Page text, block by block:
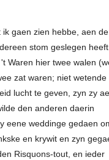
gaen zien hebbe, aen de
stom geslegen
Waren hier twee walen
zat waren; niet wetende
lucht te geven, zyn zy
den anderen daerin
eene weddinge gedaen
en krywit en zyn
Risquons-tout, en ieder